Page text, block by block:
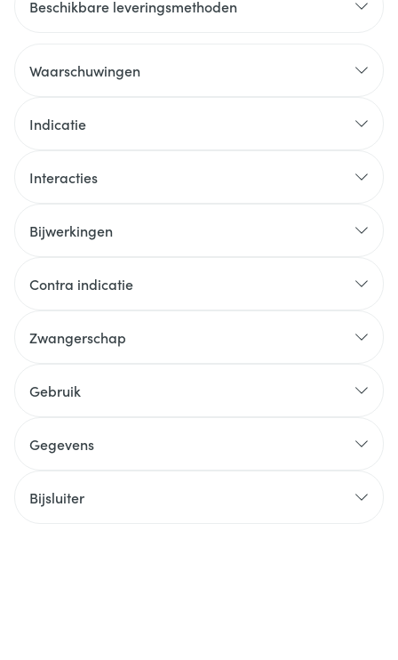
Beschikbare leveringsmethoden
Waarschuwingen
Indicatie
Interacties
Bijwerkingen
Contra indicatie
Zwangerschap
Gebruik
Gegevens
Bijsluiter